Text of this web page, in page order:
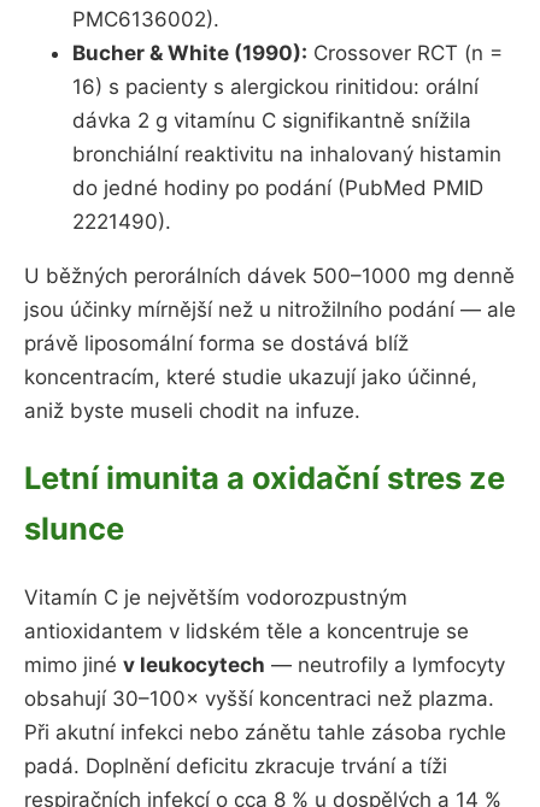
PMC6136002).
Bucher & White (1990): Crossover RCT (n =
16) s pacienty s alergickou rinitidou: orální
dávka 2 g vitamínu C signifikantně snížila
bronchiální reaktivitu na inhalovaný histamin
do jedné hodiny po podání (PubMed PMID
2221490).
U běžných perorálních dávek 500–1000 mg denně
jsou účinky mírnější než u nitrožilního podání — ale
právě liposomální forma se dostává blíž
koncentracím, které studie ukazují jako účinné,
aniž byste museli chodit na infuze.
Letní imunita a oxidační stres ze
slunce
Vitamín C je největším vodorozpustným
antioxidantem v lidském těle a koncentruje se
mimo jiné v leukocytech — neutrofily a lymfocyty
obsahují 30–100× vyšší koncentraci než plazma.
Při akutní infekci nebo zánětu tahle zásoba rychle
padá. Doplnění deficitu zkracuje trvání a tíži
respiračních infekcí o cca 8 % u dospělých a 14 %